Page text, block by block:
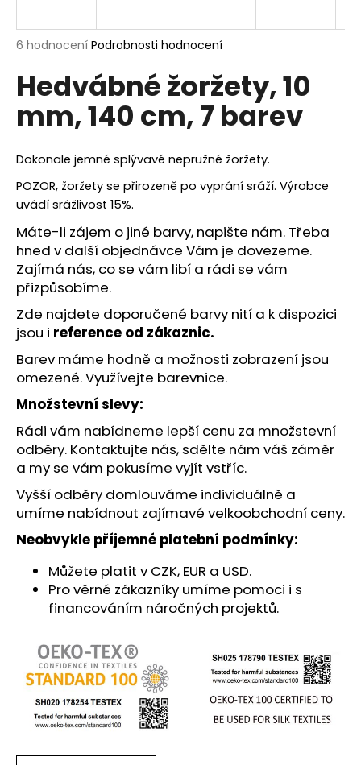
Průměrné
produktu
je
hvězdiček.
6 hodnocení Podrobnosti hodnocení
Hedvábné žoržety, 10
mm, 140 cm, 7 barev
Dokonale jemné splývavé nepružné žoržety.
POZOR, žoržety se přirozeně po vyprání sráží. Výrobce
uvádí srážlivost 15%.
Máte-li zájem o jiné barvy, napište nám. Třeba
hned v další objednávce Vám je dovezeme.
Zajímá nás, co se vám libí a rádi se vám
přizpůsobíme.
Zde najdete doporučené barvy nití a k dispozici
jsou i reference od zákaznic.
Barev máme hodně a možnosti zobrazení jsou
omezené.Využívejte barevnice.
Množstevní slevy:
Rádi vám nabídneme lepší cenu za množstevní
odběry. Kontaktujte nás, sdělte nám váš záměr
a my se vám pokusíme vyjít vstříc.
Vyšší odběry domlouváme individuálně a
umíme nabídnout zajímavé velkoobchodní ceny.
Neobvykle příjemné platební podmínky:
Můžete platit v CZK, EUR a USD.
Pro věrné zákazníky umíme pomoci i s
financováním náročných projektů.
j
t
?
HLEDAT
D
o
p
o
r
u
č
u
j
e
m
e